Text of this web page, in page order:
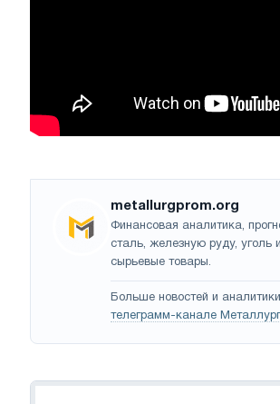
metallurgprom.org
Финансовая аналитика,
сталь, железную руду, уголь
сырьевые товары.
Больше новостей и
телеграмм-канале